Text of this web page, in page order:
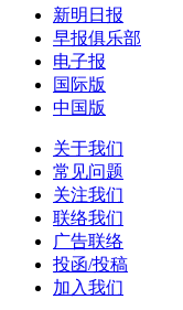
新明日报
早报俱乐部
电子报
国际版
中国版
关于我们
常见问题
关注我们
联络我们
广告联络
投函/投稿
加入我们